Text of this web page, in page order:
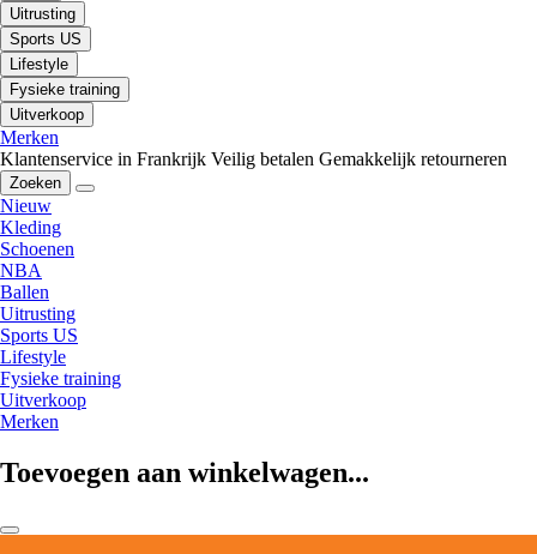
Uitrusting
Sports US
Lifestyle
Fysieke training
Uitverkoop
Merken
Klantenservice in Frankrijk Veilig betalen Gemakkelijk retourneren
Zoeken
Nieuw
Kleding
Schoenen
NBA
Ballen
Uitrusting
Sports US
Lifestyle
Fysieke training
Uitverkoop
Merken
Toevoegen aan winkelwagen...